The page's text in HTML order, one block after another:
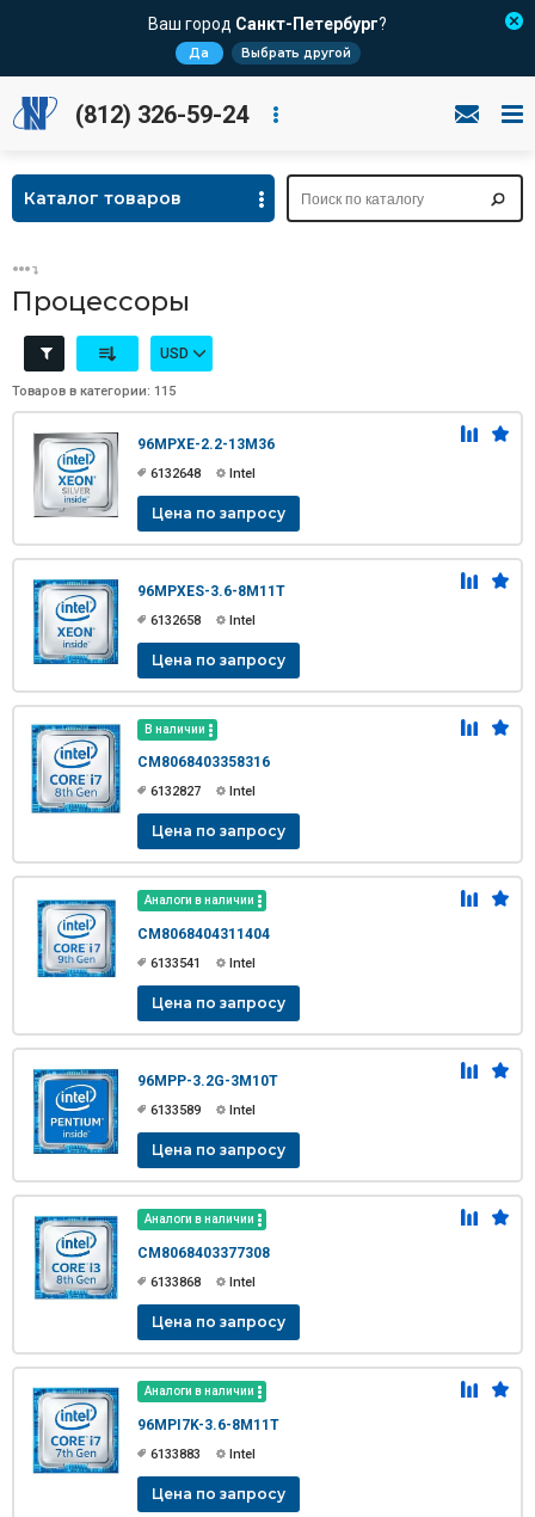
Ваш город Санкт-Петербург?
Да Выбрать другой
(812) 326-59-24
Каталог товаров
Процессоры
USD
Товаров в категории: 115
96MPXE-2.2-13M36
6132648 Intel
Цена по запросу
96MPXES-3.6-8M11T
6132658 Intel
Цена по запросу
В наличии
CM8068403358316
6132827 Intel
Цена по запросу
Аналоги в наличии
CM8068404311404
6133541 Intel
Цена по запросу
96MPP-3.2G-3M10T
6133589 Intel
Цена по запросу
Аналоги в наличии
CM8068403377308
6133868 Intel
Цена по запросу
Аналоги в наличии
96MPI7K-3.6-8M11T
6133883 Intel
Цена по запросу